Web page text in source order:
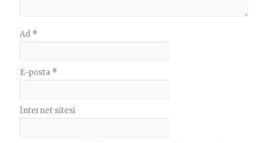
Ad *
E-posta *
İnternet sitesi